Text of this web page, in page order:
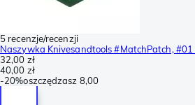
5 recenzje/recenzji
Naszywka Knivesandtools #MatchPatch, #01
32,00 zł
40,00 zł
-20%oszczędzasz 8,00